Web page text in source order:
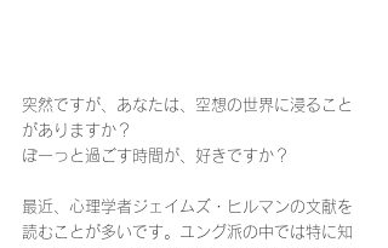
突然ですが、あなたは、空想の世界に浸ること
がありますか？
ぼーっと過ごす時間が、好きですか？
最近、心理学者ジェイムズ・ヒルマンの文献を
読むことが多いです。ユング派の中では特に知